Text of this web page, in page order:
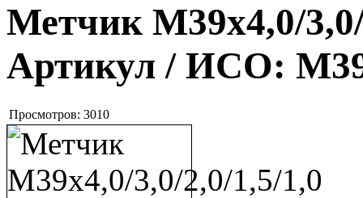
Метчик М39х4,0/
Артикул / ИСО:
Просмотров: 3010